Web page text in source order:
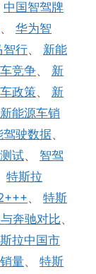
中国智驾牌
、 华为智
智行、 新能
竞争、 新
政策、 新
新能源车销
驾驶数据、
试、 智驾
特斯拉
、 特斯
奔驰对比、
拉中国市
量、 特斯